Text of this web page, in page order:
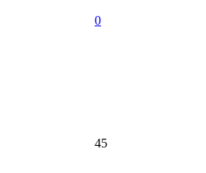
0
45